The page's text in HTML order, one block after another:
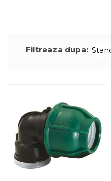
Filtreaza dupa: